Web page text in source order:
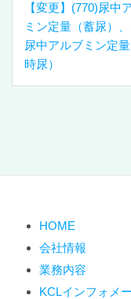
稿
ナ
ビ
ゲ
ン
【変更】(770)尿中
ミン定量（蓄尿）
尿中アルブミン定
時尿）
HOME
会社情報
業務内容
KCLインフォメ